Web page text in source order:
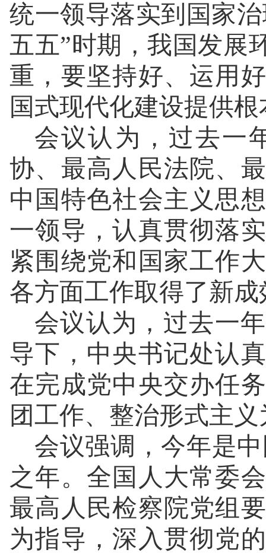
统一领导落实到国家
五五”时期，我国发展
重，要坚持好、运用
国式现代化建设提供
会议认为，过去一
协、最高人民法院、
中国特色社会主义思
一领导，认真贯彻落
紧围绕党和国家工作
各方面工作取得了新成
会议认为，过去一
导下，中央书记处认
在完成党中央交办任
团工作、整治形式主
会议强调，今年是
之年。全国人大常委
最高人民检察院党组
为指导，深入贯彻党